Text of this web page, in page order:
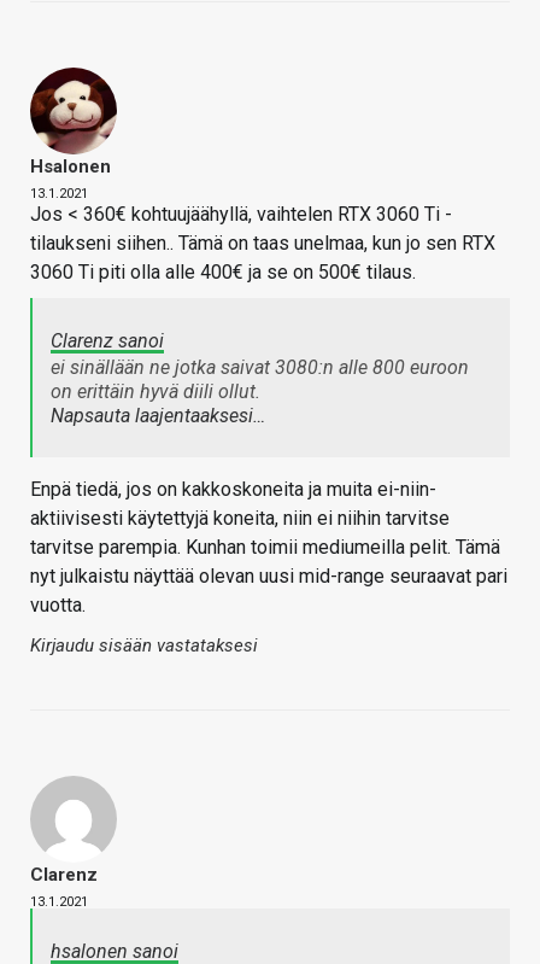
Hsalonen
13.1.2021
Jos < 360€ kohtuujäähyllä, vaihtelen RTX 3060 Ti -
tilaukseni siihen.. Tämä on taas unelmaa, kun jo sen RTX
3060 Ti piti olla alle 400€ ja se on 500€ tilaus.
Clarenz sanoi
ei sinällään ne jotka saivat 3080:n alle 800 euroon
on erittäin hyvä diili ollut.
Napsauta laajentaaksesi…
Enpä tiedä, jos on kakkoskoneita ja muita ei-niin-
aktiivisesti käytettyjä koneita, niin ei niihin tarvitse
tarvitse parempia. Kunhan toimii mediumeilla pelit. Tämä
nyt julkaistu näyttää olevan uusi mid-range seuraavat pari
vuotta.
Kirjaudu sisään vastataksesi
Clarenz
13.1.2021
hsalonen sanoi